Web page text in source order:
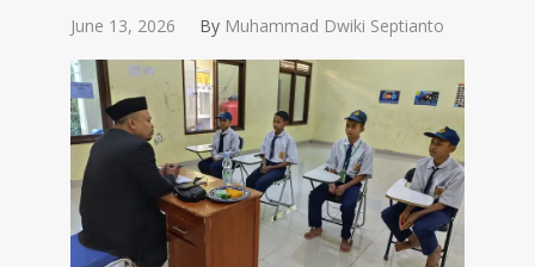
June 13, 2026 By Muhammad Dwiki Septianto